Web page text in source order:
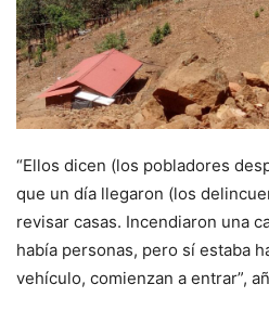
“Ellos dicen (los pobladores
que un día llegaron (los
revisar casas. Incendiaron una
había personas, pero sí estaba
vehículo, comienzan a entrar”,